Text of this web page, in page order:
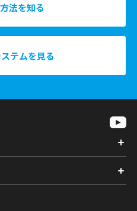
法を知る
テムを見る